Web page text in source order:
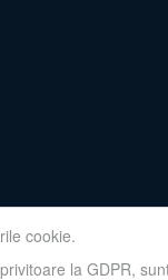
cookie.
la GDPR,